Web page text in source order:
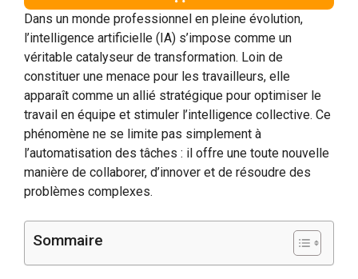
Dans un monde professionnel en pleine évolution,
l’intelligence artificielle (IA) s’impose comme un
véritable catalyseur de transformation. Loin de
constituer une menace pour les travailleurs, elle
apparaît comme un allié stratégique pour optimiser le
travail en équipe et stimuler l’intelligence collective. Ce
phénomène ne se limite pas simplement à
l’automatisation des tâches : il offre une toute nouvelle
manière de collaborer, d’innover et de résoudre des
problèmes complexes.
Sommaire